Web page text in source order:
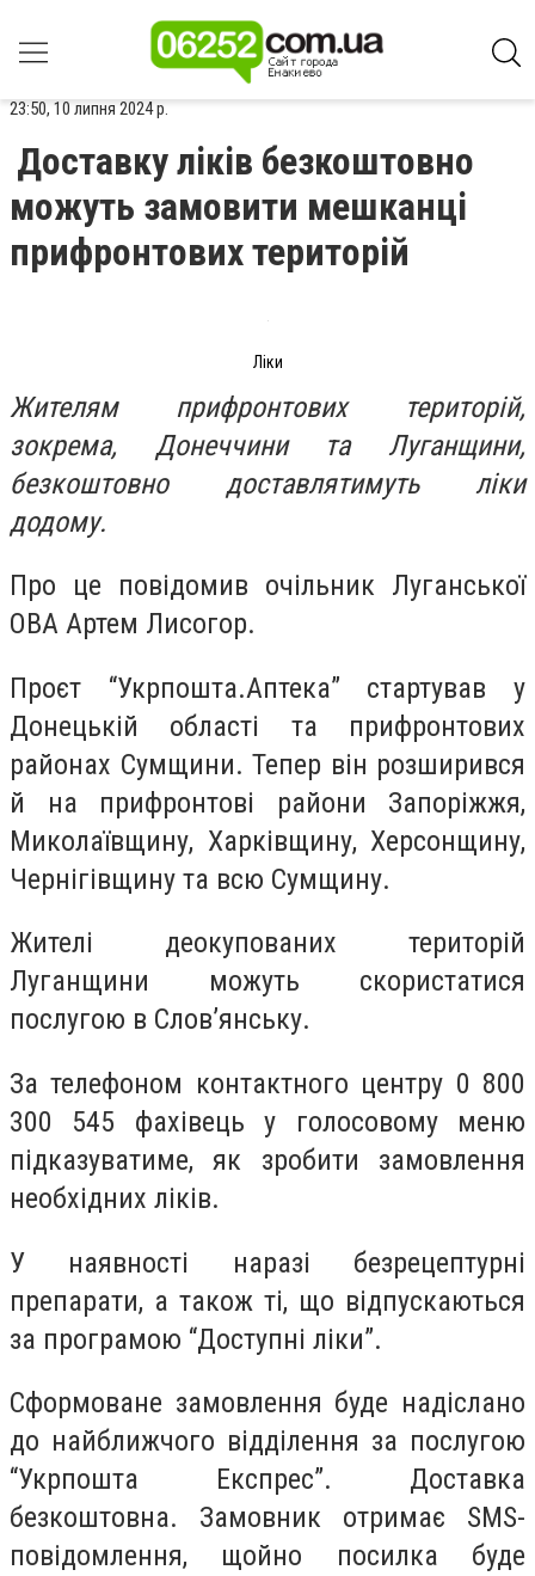
23:50, 10 липня 2024 р.
Доставку ліків безкоштовно
можуть замовити мешканці
прифронтових територій
Ліки
Жителям прифронтових територій,
зокрема, Донеччини та Луганщини,
безкоштовно доставлятимуть ліки
додому.
Про це повідомив очільник Луганської
ОВА Артем Лисогор.
Проєт “Укрпошта.Аптека” стартував у
Донецькій області та прифронтових
районах Сумщини. Тепер він розширився
й на прифронтові райони Запоріжжя,
Миколаївщину, Харківщину, Херсонщину,
Чернігівщину та всю Сумщину.
Жителі деокупованих територій
Луганщини можуть скористатися
послугою в Слов’янську.
За телефоном контактного центру 0 800
300 545 фахівець у голосовому меню
підказуватиме, як зробити замовлення
необхідних ліків.
У наявності наразі безрецептурні
препарати, а також ті, що відпускаються
за програмою “Доступні ліки”.
Сформоване замовлення буде надіслано
до найближчого відділення за послугою
“Укрпошта Експрес”. Доставка
безкоштовна. Замовник отримає SMS-
повідомлення, щойно посилка буде